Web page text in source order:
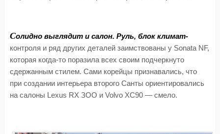
Солидно выглядит и салон. Руль, блок климат-
контроля и ряд других деталей заимствованы у Sonata NF,
которая когда-то поразила всех своим подчеркнуто
сдержанным стилем. Сами корейцы признавались, что
при создании интерьера второго Санты ориентировались
на салоны Lexus RX ЗОО и Volvo ХС90 — смело.